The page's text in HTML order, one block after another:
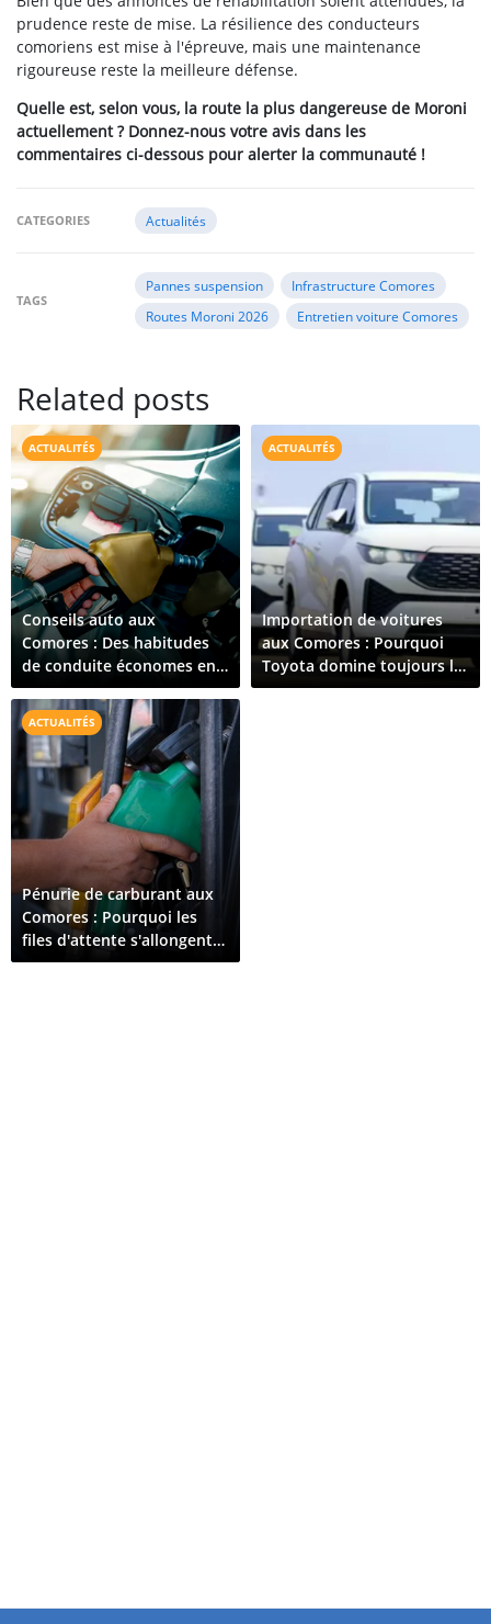
prudence reste de mise. La résilience des conducteurs
comoriens est mise à l'épreuve, mais une maintenance
rigoureuse reste la meilleure défense.
Quelle est, selon vous, la route la plus dangereuse de Moroni
actuellement ? Donnez-nous votre avis dans les
commentaires ci-dessous pour alerter la communauté !
CATEGORIES Actualités
TAGS
Pannes suspension
Infrastructure Comores
Routes Moroni 2026
Entretien voiture Comores
Related posts
ACTUALITÉS
Conseils auto aux
Comores : Des habitudes
de conduite économes en
carburant qui fonctionnent
vraiment
ACTUALITÉS
Importation de voitures
aux Comores : Pourquoi
Toyota domine toujours le
marché en 2026 ?
ACTUALITÉS
Pénurie de carburant aux
Comores : Pourquoi les
files d'attente s'allongent
en avril 2026 ?